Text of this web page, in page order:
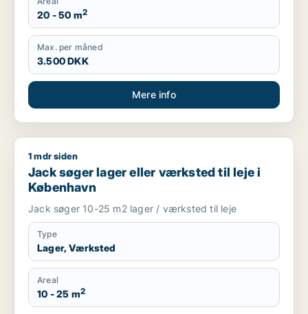
20 - 50 m2
Max. per måned
3.500 DKK
Mere info
Jack søger lager eller værksted til leje i København
1 mdr siden
Jack søger lager eller værksted til leje i
København
Jack søger 10-25 m2 lager / værksted til leje
Type
Lager, Værksted
Areal
10 - 25 m2